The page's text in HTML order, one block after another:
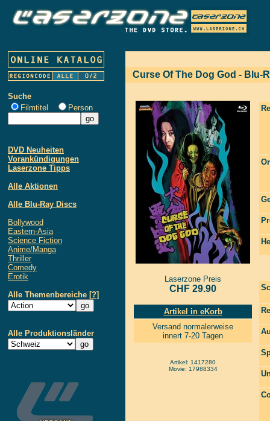
Suche
Filmtitel
Person
DVD Neuheiten
Vorankündigungen
Laserzone Tipps
Alle Aktionen
Alle Blu-Ray Discs
Bollywood
Eastern-Asia
Science Fiction
Anime/Manga
Thriller
Comedy
Erotik
Alle Themenbereiche [?]
Alle Produktionsländer
Curse Of The Dog God - Blu-
Laserzone Preis
CHF 29.90
Artikel in eKorb
Versand normalerweise
innert 7-20 Tagen
Artikel: 1417280
Movie: 17988334